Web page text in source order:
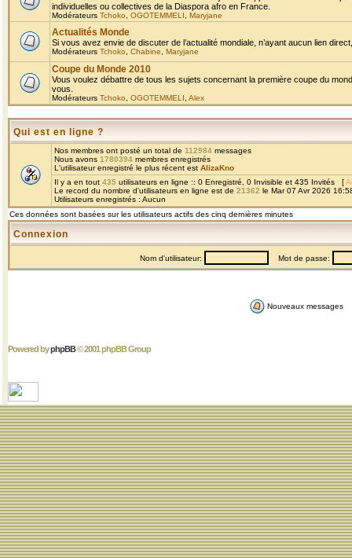
individuelles ou collectives de la Diaspora afro en France.
Modérateurs Tchoko OGOTEMMELI Maryjane
Actualités Monde
Si vous avez envie de discuter de l’actualité mondiale, n’ayant aucun lien
Modérateurs Tchoko Chabine Maryjane
Coupe du Monde 2010
Vous voulez débattre de tous les sujets concernant la première coupe du
vous.
Modérateurs Tchoko OGOTEMMELI Alex
Qui est en ligne ?
Nos membres ont posté un total de 112984 messages
Nous avons 1780394 membres enregistrés
L'utilisateur enregistré le plus récent est AlizaKno
Il y a en tout 435 utilisateurs en ligne :: 0 Enregistré, 0 Invisible et 435 Invités [
Le record du nombre d'utilisateurs en ligne est de 21362 le Mar 07 Avr 2026
Utilisateurs enregistrés : Aucun
Ces données sont basées sur les utilisateurs actifs des cinq dernières minutes
Connexion
Nom d'utilisateur: Mot de passe:
Nouveaux messages
Powered byphpBB© 2001 phpBB Group